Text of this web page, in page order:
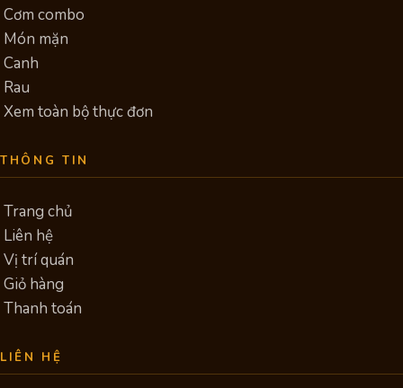
Cơm combo
Món mặn
Canh
Rau
Xem toàn bộ thực đơn
THÔNG TIN
Trang chủ
Liên hệ
Vị trí quán
Giỏ hàng
Thanh toán
LIÊN HỆ